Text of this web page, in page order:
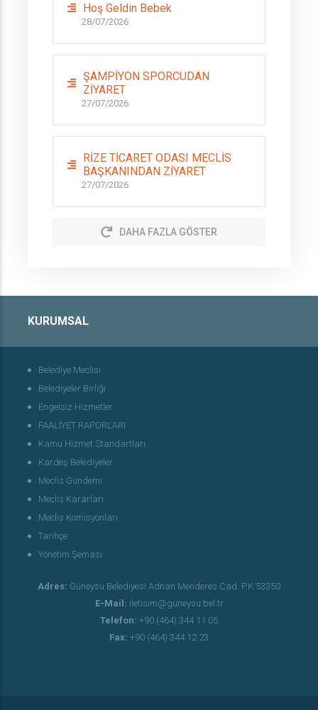
Hoş Geldin Bebek
28/07/2026
ŞAMPİYON SPORCUDAN
ZİYARET
27/07/2026
RİZE TİCARET ODASI MECLİS
BAŞKANINDAN ZİYARET
27/07/2026
DAHA FAZLA GÖSTER
KURUMSAL
Belediye Meclisi
Belediyeler Birliği
Engelsiz Hizmetler
FAALİYET RAPORLARI
Kamu Hizmet Standartları
Kardeş Belediyeler
Meclis Gündemi
Meclis Kararları
Meclis Komisyonları
Tarihçe
Yönetim Şeması
Adres: Güneysu Belediyesi Adnan Menderes Cad. P.K 53350
E-Mail: iletisim@guneysu.bel.tr
Telefon: +90 (464) 344 11 05
Fax: +90 (464) 344 12 23